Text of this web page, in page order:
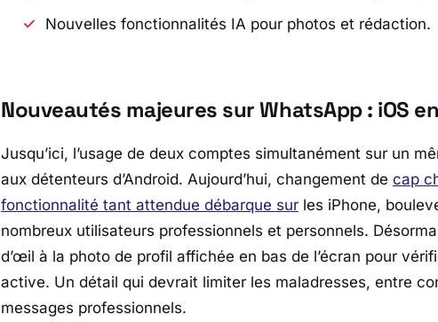
Nouvelles fonctionnalités IA pour photos et rédaction.
Nouveautés majeures sur WhatsApp : iOS
Jusqu’ici, l’usage de deux comptes simultanément sur un
aux détenteurs d’Android. Aujourd’hui, changement de cap
fonctionnalité tant attendue débarque sur les iPhone,
nombreux utilisateurs professionnels et personnels.
d’œil à la photo de profil affichée en bas de l’écran pour
active. Un détail qui devrait limiter les maladresses, entre
messages professionnels.